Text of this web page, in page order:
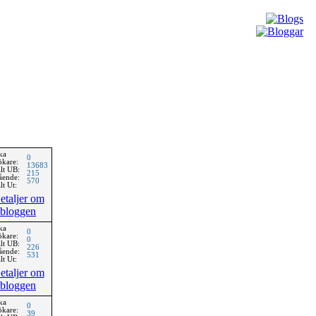
UB:
Ut:
0
13683
215
570
om
bloggen
UB:
Ut:
0
0
226
531
om
bloggen
0
39